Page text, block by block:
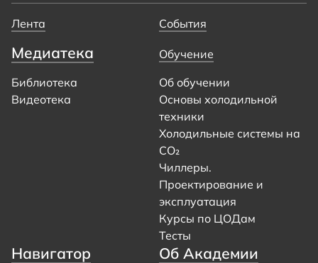
Лента События
Медиатека
Библиотека
Видеотека
Обучение
Об обучении
Основы холодильной
техники
Холодильные системы на
CO₂
Чиллеры.
Проектирование и
эксплуатация
Курсы по ЦОДам
Тесты
Навигатор Об Академии